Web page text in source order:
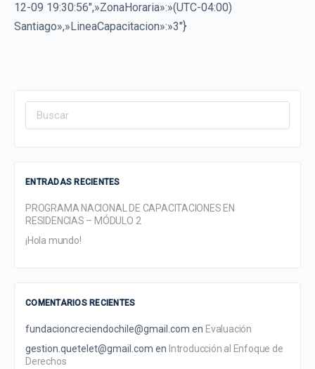
12-09 19:30:56″,»ZonaHoraria»:»(UTC-04:00)
Santiago»,»LineaCapacitacion»:»3″}
Search
ENTRADAS RECIENTES
PROGRAMA NACIONAL DE CAPACITACIONES EN
RESIDENCIAS – MÓDULO 2
¡Hola mundo!
COMENTARIOS RECIENTES
fundacioncreciendochile@gmail.com en Evaluación
gestion.quetelet@gmail.com en Introducción al Enfoque de
Derechos